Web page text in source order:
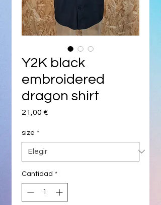
Y2K black
embroidered
dragon shirt
21,00 €
size *
Cantidad *